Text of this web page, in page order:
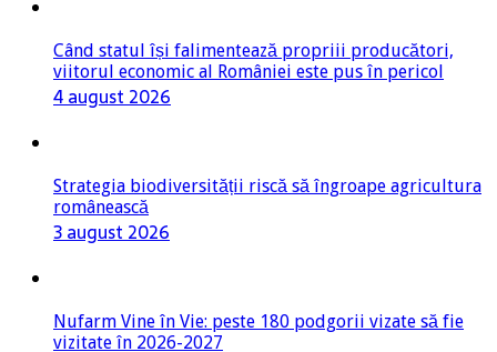
Când statul își falimentează propriii producători,
viitorul economic al României este pus în pericol
4 august 2026
Strategia biodiversității riscă să îngroape agricultura
românească
3 august 2026
Nufarm Vine în Vie: peste 180 podgorii vizate să fie
vizitate în 2026-2027